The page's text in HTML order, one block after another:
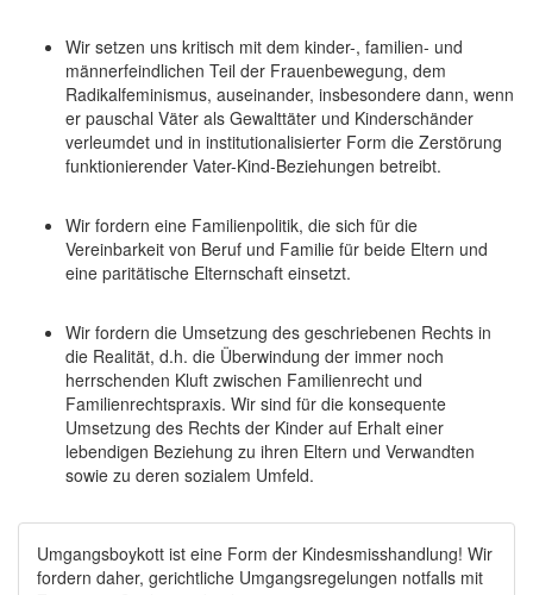
Wir setzen uns kritisch mit dem kinder-, familien- und
männerfeindlichen Teil der Frauenbewegung, dem
Radikalfeminismus, auseinander, insbesondere dann, wenn
er pauschal Väter als Gewalttäter und Kinderschänder
verleumdet und in institutionalisierter Form die Zerstörung
funktionierender Vater-Kind-Beziehungen betreibt.
Wir fordern eine Familienpolitik, die sich für die
Vereinbarkeit von Beruf und Familie für beide Eltern und
eine paritätische Elternschaft einsetzt.
Wir fordern die Umsetzung des geschriebenen Rechts in
die Realität, d.h. die Überwindung der immer noch
herrschenden Kluft zwischen Familienrecht und
Familienrechtspraxis. Wir sind für die konsequente
Umsetzung des Rechts der Kinder auf Erhalt einer
lebendigen Beziehung zu ihren Eltern und Verwandten
sowie zu deren sozialem Umfeld.
Umgangsboykott ist eine Form der Kindesmisshandlung! Wir
fordern daher, gerichtliche Umgangsregelungen notfalls mit